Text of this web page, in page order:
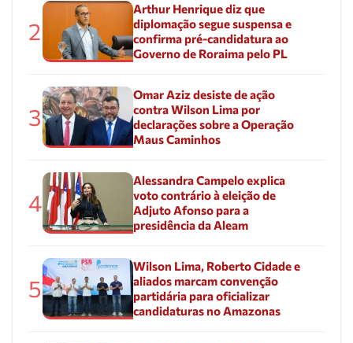
2
Arthur Henrique diz que
diplomação segue suspensa e
confirma pré-candidatura ao
Governo de Roraima pelo PL
3
Omar Aziz desiste de ação
contra Wilson Lima por
declarações sobre a Operação
Maus Caminhos
4
Alessandra Campelo explica
voto contrário à eleição de
Adjuto Afonso para a
presidência da Aleam
5
Wilson Lima, Roberto Cidade e
aliados marcam convenção
partidária para oficializar
candidaturas no Amazonas